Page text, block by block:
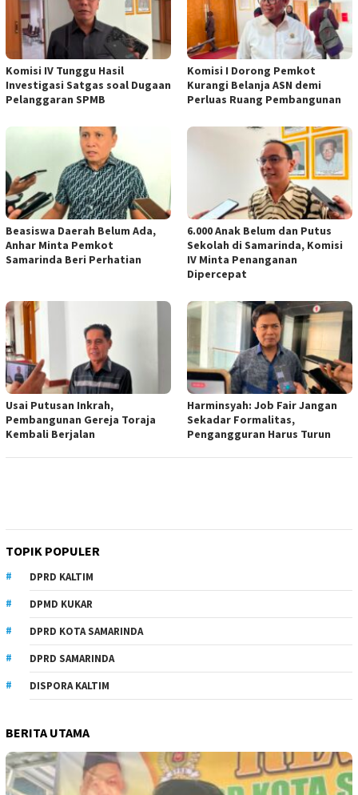
Komisi IV Tunggu Hasil
Investigasi Satgas soal Dugaan
Pelanggaran SPMB
Komisi I Dorong Pemkot
Kurangi Belanja ASN demi
Perluas Ruang Pembangunan
Beasiswa Daerah Belum Ada,
Anhar Minta Pemkot
Samarinda Beri Perhatian
6.000 Anak Belum dan Putus
Sekolah di Samarinda, Komisi
IV Minta Penanganan
Dipercepat
Usai Putusan Inkrah,
Pembangunan Gereja Toraja
Kembali Berjalan
Harminsyah: Job Fair Jangan
Sekadar Formalitas,
Pengangguran Harus Turun
TOPIK POPULER
DPRD KALTIM
DPMD KUKAR
DPRD KOTA SAMARINDA
DPRD SAMARINDA
DISPORA KALTIM
BERITA UTAMA